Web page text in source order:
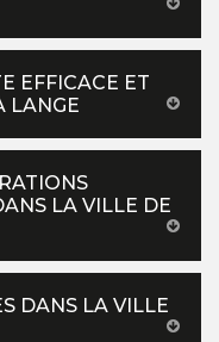
EFFICACE ET
LANGE
LA VILLE DE
DANS LA VILLE